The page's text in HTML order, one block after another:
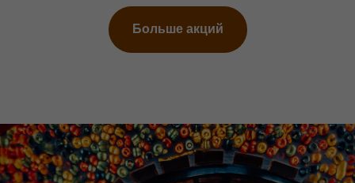
Больше акций